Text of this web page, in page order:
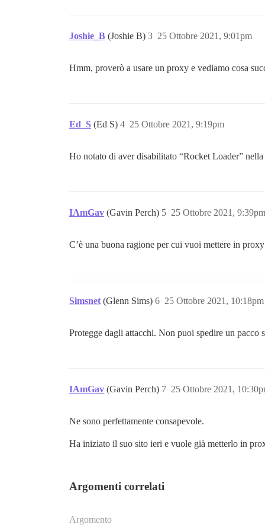
Joshie_B (Joshie B) 25 Ottobre 2021, 9:01pm
3
Hmm, proverò a usare un proxy e vediamo cosa
Ed_S (Ed S) 25 Ottobre 2021, 9:19pm
4
Ho notato di aver disabilitato “Rocket Loader”
IAmGav (Gavin Perch) 25 Ottobre 2021, 9:39pm
5
C’è una buona ragione per cui vuoi mettere in
Simsnet (Glenn Sims) 25 Ottobre 2021, 10:18pm
6
Protegge dagli attacchi. Non puoi spedire un pacco
IAmGav (Gavin Perch) 25 Ottobre 2021,
7
Ne sono perfettamente consapevole.
Ha iniziato il suo sito ieri e vuole già metterlo in
Argomenti correlati
Argomento